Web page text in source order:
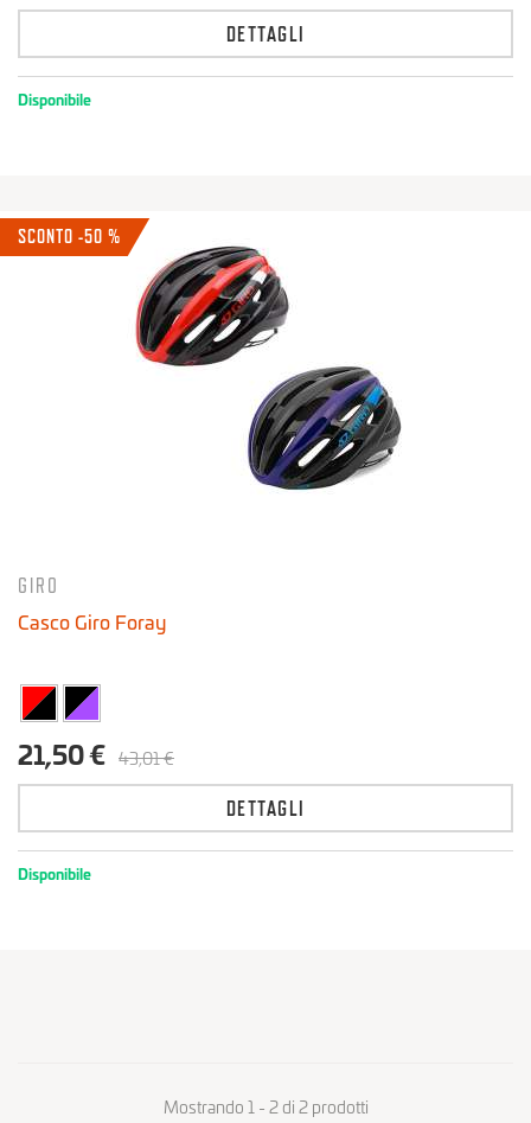
DETTAGLI
Disponibile
SCONTO -50 %
GIRO
Casco Giro Foray
21,50 € 43,01 €
DETTAGLI
Disponibile
Mostrando 1 - 2 di 2 prodotti